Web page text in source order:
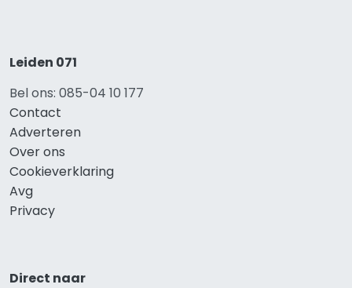
Leiden 071
Bel ons: 085-04 10 177
Contact
Adverteren
Over ons
Cookieverklaring
Avg
Privacy
Direct naar